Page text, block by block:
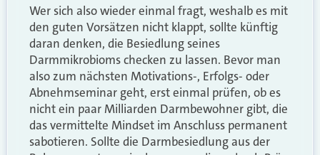
Wer sich also wieder einmal fragt, weshalb es mit
den guten Vorsätzen nicht klappt, sollte künftig
daran denken, die Besiedlung seines
Darmmikrobioms checken zu lassen. Bevor man
also zum nächsten Motivations-, Erfolgs- oder
Abnehmseminar geht, erst einmal prüfen, ob es
nicht ein paar Milliarden Darmbewohner gibt, die
das vermittelte Mindset im Anschluss permanent
sabotieren. Sollte die Darmbesiedlung aus der